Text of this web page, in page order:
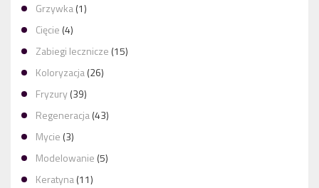
Grzywka(1)
Cięcie (4)
Zabiegi lecznicze (15)
Koloryzacja(26)
Fryzury(39)
Regeneracja(43)
Mycie (3)
Modelowanie (5)
Keratyna(11)